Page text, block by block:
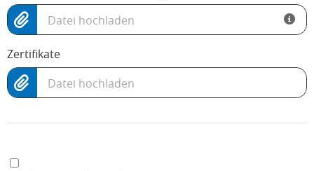
Datei hochladen
Zertifikate
Datei hochladen